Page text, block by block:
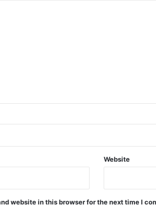
Website
website in this browser for the next time I